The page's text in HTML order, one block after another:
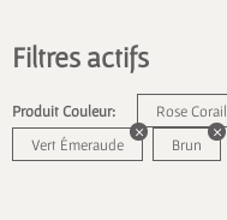
Filtres actifs
Produit Couleur: Rose Corail
Vert Émeraude
Brun